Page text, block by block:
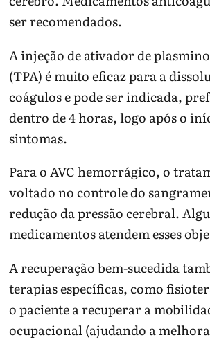
ser recomendados.
A injeção de ativador de
(TPA) é muito eficaz para a
coágulos e pode ser indicada,
dentro de 4 horas, logo após o
sintomas.
Para o AVC hemorrágico, o
voltado no controle do
redução da pressão cerebral.
medicamentos atendem esses
A recuperação bem-sucedida
terapias específicas, como
o paciente a recuperar a
ocupacional (ajudando a